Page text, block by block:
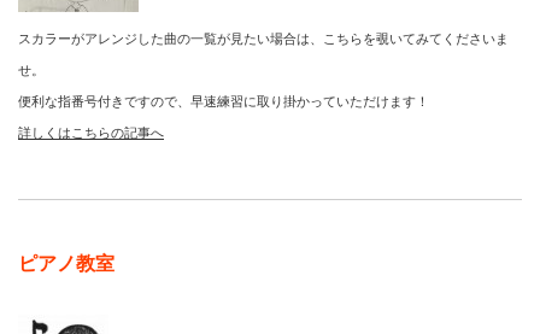
スカラーがアレンジした曲の一覧が見たい場合は、こちらを覗いてみてくださいま
せ。
便利な指番号付きですので、早速練習に取り掛かっていただけます！
詳しくはこちらの記事へ
ピアノ教室